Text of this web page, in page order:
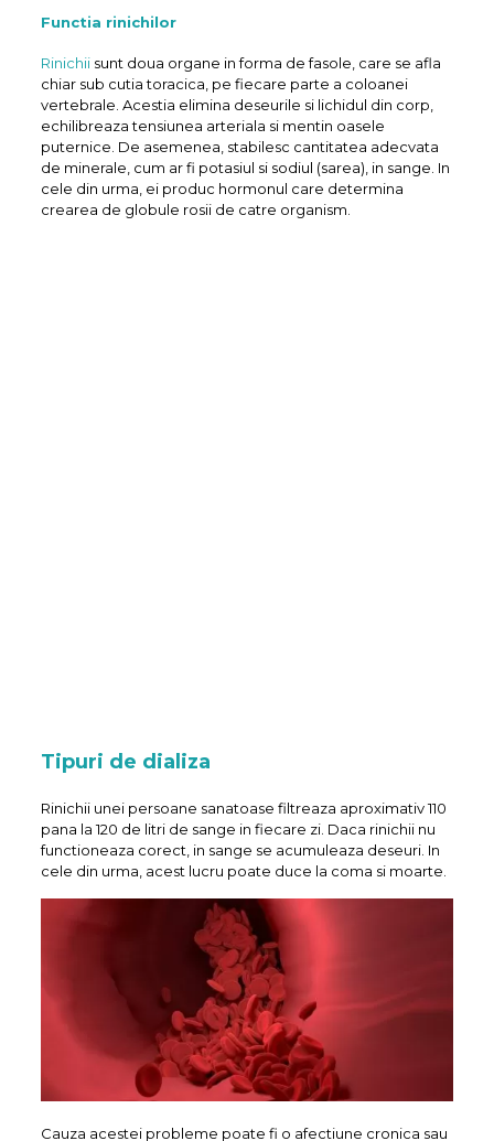
Functia rinichilor
Rinichiisunt doua organe in forma de fasole, care se afla
chiar sub cutia toracica, pe fiecare parte a coloanei
vertebrale. Acestia elimina deseurile si lichidul din corp,
echilibreaza tensiunea arteriala si mentin oasele
puternice. De asemenea, stabilesc cantitatea adecvata
de minerale, cum ar fi potasiul si sodiul (sarea), in sange. In
cele din urma, ei produc hormonul care determina
crearea de globule rosii de catre organism.
Tipuri de dializa
Rinichii unei persoane sanatoase filtreaza aproximativ 110
pana la 120 de litri de sange in fiecare zi. Daca rinichii nu
functioneaza corect, in sange se acumuleaza deseuri. In
cele din urma, acest lucru poate duce la coma si moarte.
Cauza acestei probleme poate fi o afectiune cronica sau